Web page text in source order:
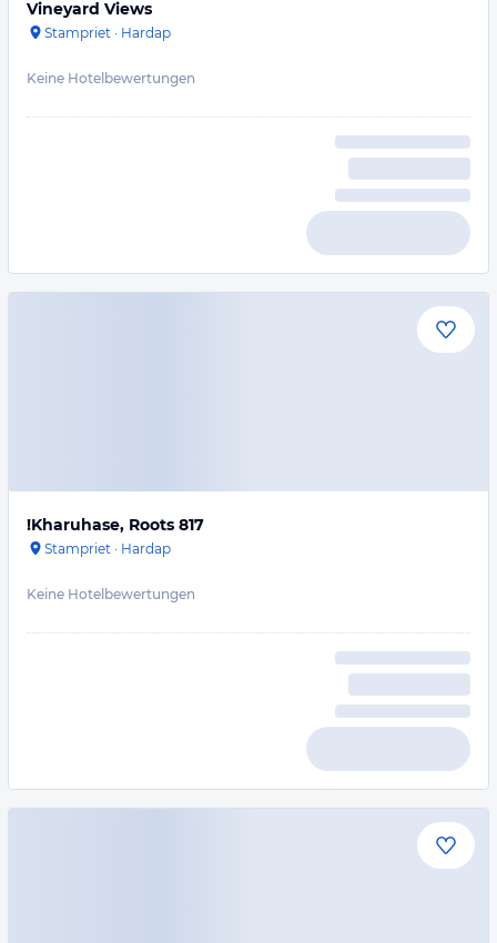
Vineyard Views
Stampriet · Hardap
Keine Hotelbewertungen
!Kharuhase, Roots 817
Stampriet · Hardap
Keine Hotelbewertungen